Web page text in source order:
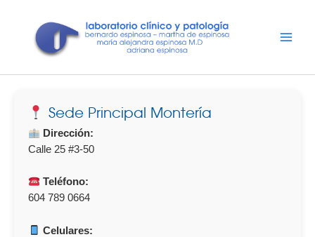
contenido
Sede Principal Montería
Dirección:
Calle 25 #3-50
Teléfono:
604 789 0664
Celulares: